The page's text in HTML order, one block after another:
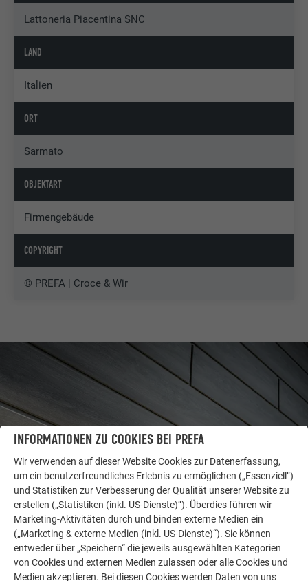
Lattoneria Piacentina SNC
LAND
Italien
ORT
Sarmato
OBJEKTART
Firmengebäude
COPYRIGHT
© PREFA | Croce & Wir
LASSEN SIE SICH INSPIRIEREN
WEITERE OBJEKTE
Die PREFA Referenzgalerie zeigt, wie vielseitig
INFORMATIONEN ZU COOKIES BEI PREFA
Wir verwenden auf dieser Website Cookies zur Datenerfassung,
um ein benutzerfreundliches Erlebnis zu ermöglichen („Essenziell“)
und Statistiken zur Verbesserung der Qualität unserer Website zu
erstellen („Statistiken (inkl. US-Dienste)“). Überdies führen wir
Marketing-Aktivitäten durch und binden externe Medien ein
(„Marketing & externe Medien (inkl. US-Dienste)“). Sie können
entweder über „Speichern“ die jeweils ausgewählten Kategorien
von Cookies und externen Medien zulassen oder alle Cookies und
Medien akzeptieren. Bei diesen Cookies werden Daten von uns